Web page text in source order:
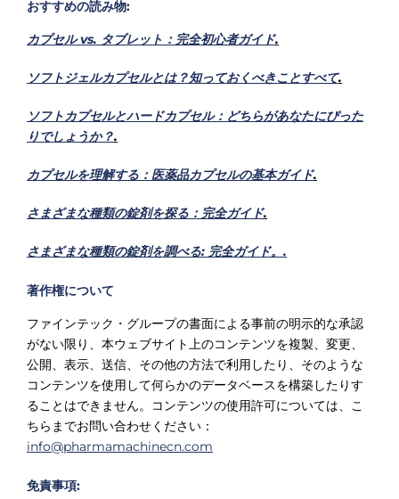
おすすめの読み物:
カプセル vs. タブレット：完全初心者ガイド.
ソフトジェルカプセルとは？知っておくべきことすべて.
ソフトカプセルとハードカプセル：どちらがあなたにぴった
りでしょうか？.
カプセルを理解する：医薬品カプセルの基本ガイド.
さまざまな種類の錠剤を探る：完全ガイド.
さまざまな種類の錠剤を調べる: 完全ガイド。.
著作権について
ファインテック・グループの書面による事前の明示的な承認
がない限り、本ウェブサイト上のコンテンツを複製、変更、
公開、表示、送信、その他の方法で利用したり、そのような
コンテンツを使用して何らかのデータベースを構築したりす
ることはできません。コンテンツの使用許可については、こ
ちらまでお問い合わせください：
info@pharmamachinecn.com
免責事項: